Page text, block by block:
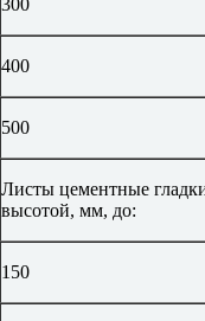
400
500
Листы цементные
высотой, мм, до:
150